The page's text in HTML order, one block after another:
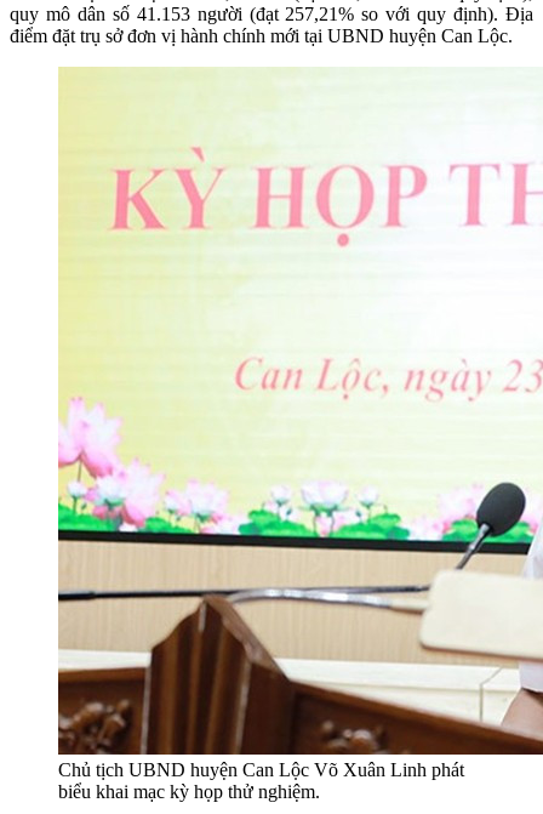
quy mô dân số 41.153 người (đạt 257,21% so với quy định). Địa
điểm đặt trụ sở đơn vị hành chính mới tại UBND huyện Can Lộc.
Chủ tịch UBND huyện Can Lộc Võ Xuân Linh phát
biểu khai mạc kỳ họp thử nghiệm.